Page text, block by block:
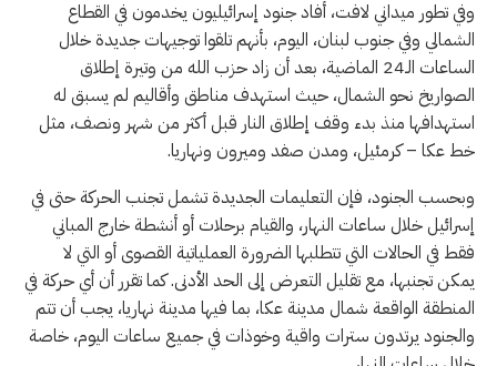
وفي تطور ميداني لافت، أفاد جنود إسرائيليون يخدمون في القطاع
الشمالي وفي جنوب لبنان، اليوم، بأنهم تلقوا توجيهات جديدة خلال
الساعات الـ24 الماضية، بعد أن زاد حزب الله من وتيرة إطلاق
الصواريخ نحو الشمال، حيث استهدف مناطق وأقاليم لم يسبق له
استهدافها منذ بدء وقف إطلاق النار قبل أكثر من شهر ونصف، مثل
خط عكا – كرمئيل، ومدن صفد وميرون ونهاريا.
وبحسب الجنود، فإن التعليمات الجديدة تشمل تجنب الحركة حتى في
إسرائيل خلال ساعات النهار، والقيام برحلات أو أنشطة خارج المباني
فقط في الحالات التي تتطلبها الضرورة العملياتية القصوى أو التي لا
يمكن تجنبها، مع تقليل التعرض إلى الحد الأدنى. كما تقرر أن أي حركة في
المنطقة الواقعة شمال مدينة عكا، بما فيها مدينة نهاريا، يجب أن تتم
والجنود يرتدون سترات واقية وخوذات في جميع ساعات اليوم، خاصة